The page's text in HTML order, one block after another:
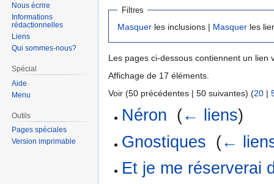
Filtres
Masquer les inclusions | Masquer les
Les pages ci-dessous contiennent un lien
Affichage de 17 éléments.
Voir (50 précédentes | 50 suivantes) (20 |
Néron (← liens)
Gnostiques (←
Et je me réserverai
Nous écrire
Informations
rédactionnelles
Liens
Qui sommes-nous?
Spécial
Aide
Menu
Outils
Pages spéciales
Version imprimable